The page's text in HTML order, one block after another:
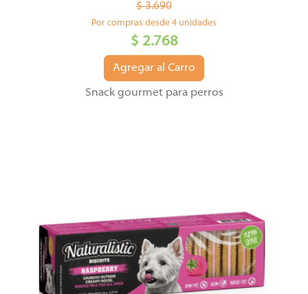
$ 3.690
Por compras desde 4 unidades
$ 2.768
Agregar al Carro
Snack gourmet para perros